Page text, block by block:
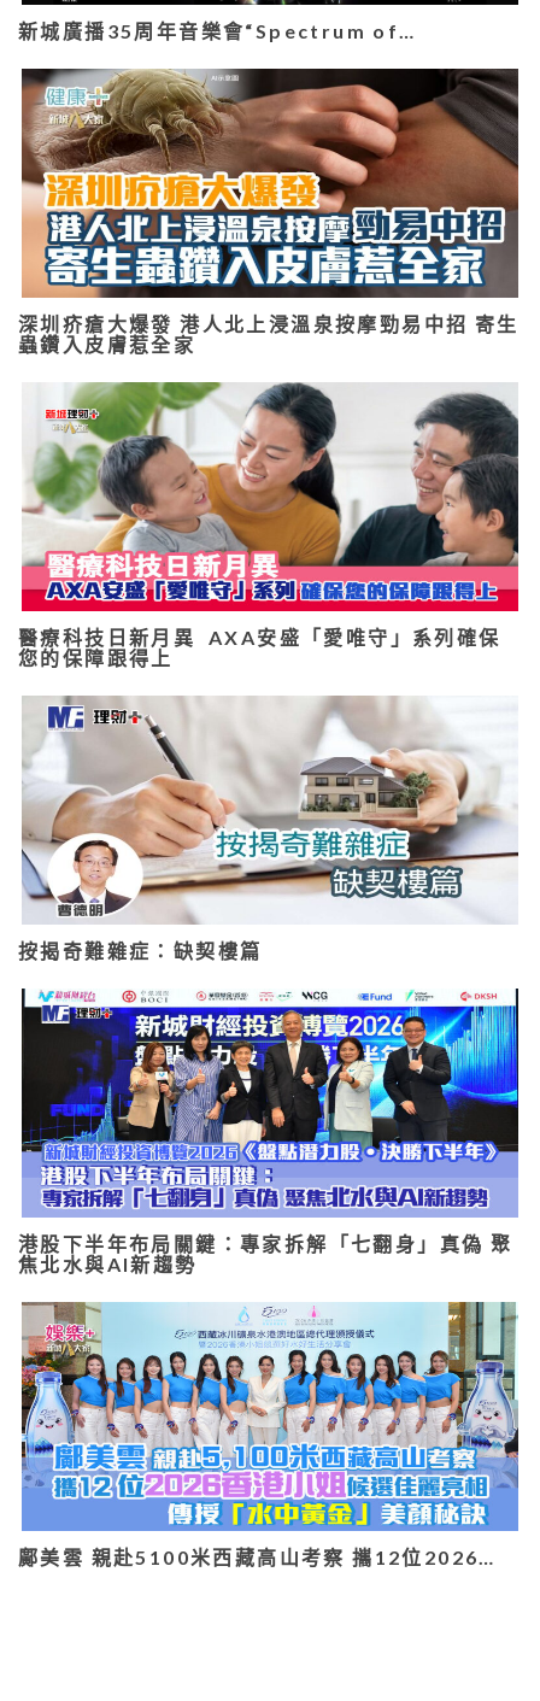
新城廣播35周年音樂會“Spectrum of…
深圳疥瘡大爆發 港人北上浸溫泉按摩勁易中招 寄生
蟲鑽入皮膚惹全家
醫療科技日新月異 AXA安盛「愛唯守」系列確保
您的保障跟得上
按揭奇難雜症：缺契樓篇
港股下半年布局關鍵：專家拆解「七翻身」真偽 聚
焦北水與AI新趨勢
鄺美雲 親赴5100米西藏高山考察 攜12位2026…